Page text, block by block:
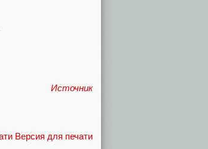
Источник
Версия для печати